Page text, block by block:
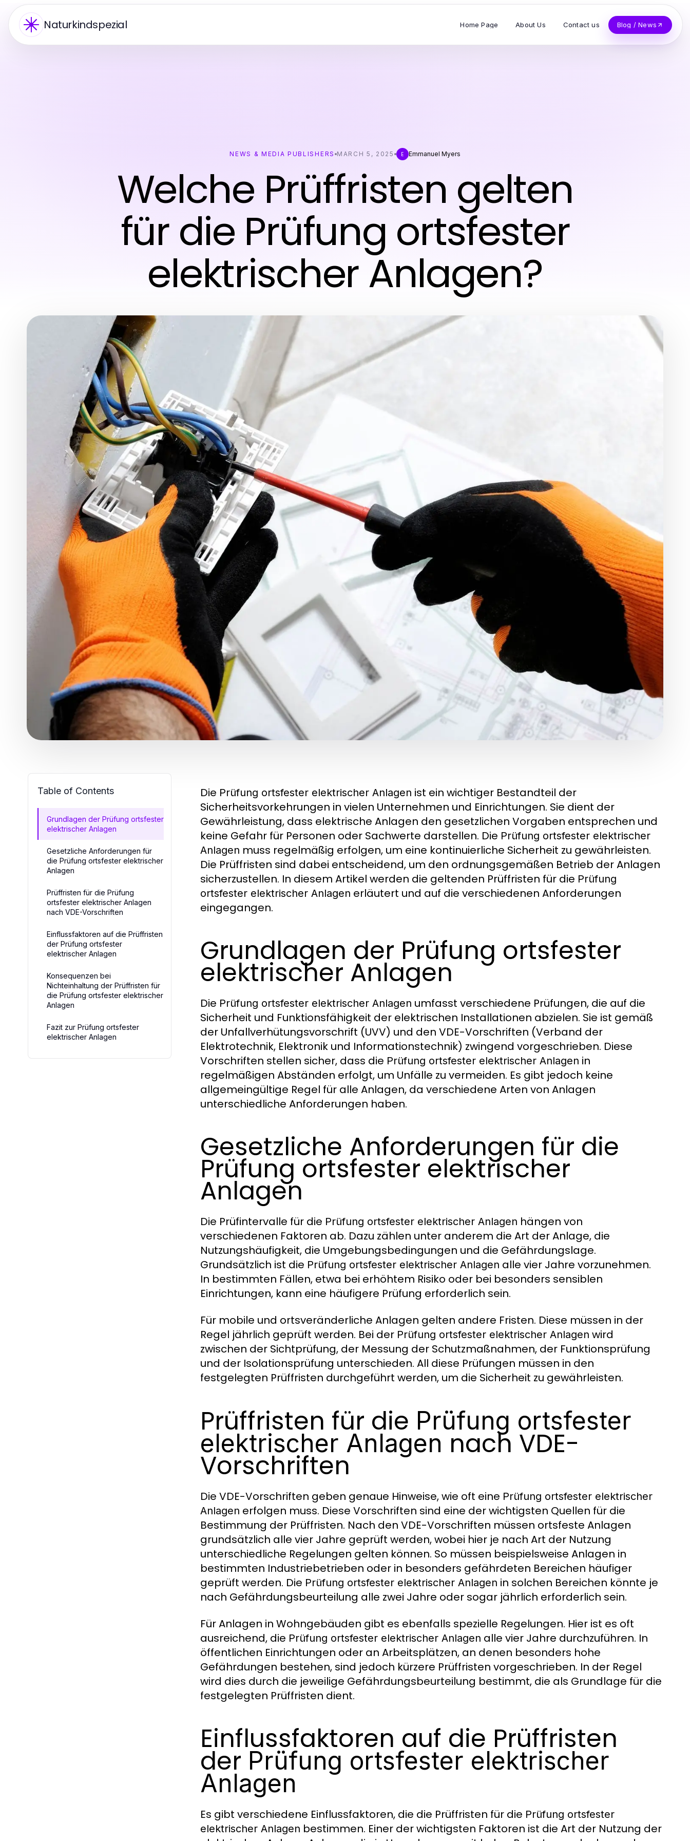
Naturkindspezial Home Page About Us Contact us Blog / News
NEWS & MEDIA PUBLISHERS MARCH 5, 2025 E Emmanuel Myers
Welche Prüffristen gelten
für die Prüfung ortsfester
elektrischer Anlagen?
Table of Contents
Grundlagen der Prüfung ortsfester
elektrischer Anlagen
Gesetzliche Anforderungen für
die Prüfung ortsfester elektrischer
Anlagen
Prüffristen für die Prüfung
ortsfester elektrischer Anlagen
nach VDE-Vorschriften
Einflussfaktoren auf die Prüffristen
der Prüfung ortsfester
elektrischer Anlagen
Konsequenzen bei
Nichteinhaltung der Prüffristen für
die Prüfung ortsfester elektrischer
Anlagen
Fazit zur Prüfung ortsfester
elektrischer Anlagen
Die Prüfung ortsfester elektrischer Anlagen ist ein wichtiger Bestandteil der
Sicherheitsvorkehrungen in vielen Unternehmen und Einrichtungen. Sie dient der
Gewährleistung, dass elektrische Anlagen den gesetzlichen Vorgaben entsprechen und
keine Gefahr für Personen oder Sachwerte darstellen. Die Prüfung ortsfester elektrischer
Anlagen muss regelmäßig erfolgen, um eine kontinuierliche Sicherheit zu gewährleisten.
Die Prüffristen sind dabei entscheidend, um den ordnungsgemäßen Betrieb der Anlagen
sicherzustellen. In diesem Artikel werden die geltenden Prüffristen für die Prüfung
ortsfester elektrischer Anlagen erläutert und auf die verschiedenen Anforderungen
eingegangen.
Grundlagen der Prüfung ortsfester
elektrischer Anlagen
Die Prüfung ortsfester elektrischer Anlagen umfasst verschiedene Prüfungen, die auf die
Sicherheit und Funktionsfähigkeit der elektrischen Installationen abzielen. Sie ist gemäß
der Unfallverhütungsvorschrift (UVV) und den VDE-Vorschriften (Verband der
Elektrotechnik, Elektronik und Informationstechnik) zwingend vorgeschrieben. Diese
Vorschriften stellen sicher, dass die Prüfung ortsfester elektrischer Anlagen in
regelmäßigen Abständen erfolgt, um Unfälle zu vermeiden. Es gibt jedoch keine
allgemeingültige Regel für alle Anlagen, da verschiedene Arten von Anlagen
unterschiedliche Anforderungen haben.
Gesetzliche Anforderungen für die
Prüfung ortsfester elektrischer
Anlagen
Die Prüfintervalle für die Prüfung ortsfester elektrischer Anlagen hängen von
verschiedenen Faktoren ab. Dazu zählen unter anderem die Art der Anlage, die
Nutzungshäufigkeit, die Umgebungsbedingungen und die Gefährdungslage.
Grundsätzlich ist die Prüfung ortsfester elektrischer Anlagen alle vier Jahre vorzunehmen.
In bestimmten Fällen, etwa bei erhöhtem Risiko oder bei besonders sensiblen
Einrichtungen, kann eine häufigere Prüfung erforderlich sein.
Für mobile und ortsveränderliche Anlagen gelten andere Fristen. Diese müssen in der
Regel jährlich geprüft werden. Bei der Prüfung ortsfester elektrischer Anlagen wird
zwischen der Sichtprüfung, der Messung der Schutzmaßnahmen, der Funktionsprüfung
und der Isolationsprüfung unterschieden. All diese Prüfungen müssen in den
festgelegten Prüffristen durchgeführt werden, um die Sicherheit zu gewährleisten.
Prüffristen für die Prüfung ortsfester
elektrischer Anlagen nach VDE-
Vorschriften
Die VDE-Vorschriften geben genaue Hinweise, wie oft eine Prüfung ortsfester elektrischer
Anlagen erfolgen muss. Diese Vorschriften sind eine der wichtigsten Quellen für die
Bestimmung der Prüffristen. Nach den VDE-Vorschriften müssen ortsfeste Anlagen
grundsätzlich alle vier Jahre geprüft werden, wobei hier je nach Art der Nutzung
unterschiedliche Regelungen gelten können. So müssen beispielsweise Anlagen in
bestimmten Industriebetrieben oder in besonders gefährdeten Bereichen häufiger
geprüft werden. Die Prüfung ortsfester elektrischer Anlagen in solchen Bereichen könnte je
nach Gefährdungsbeurteilung alle zwei Jahre oder sogar jährlich erforderlich sein.
Für Anlagen in Wohngebäuden gibt es ebenfalls spezielle Regelungen. Hier ist es oft
ausreichend, die Prüfung ortsfester elektrischer Anlagen alle vier Jahre durchzuführen. In
öffentlichen Einrichtungen oder an Arbeitsplätzen, an denen besonders hohe
Gefährdungen bestehen, sind jedoch kürzere Prüffristen vorgeschrieben. In der Regel
wird dies durch die jeweilige Gefährdungsbeurteilung bestimmt, die als Grundlage für die
festgelegten Prüffristen dient.
Einflussfaktoren auf die Prüffristen
der Prüfung ortsfester elektrischer
Anlagen
Es gibt verschiedene Einflussfaktoren, die die Prüffristen für die Prüfung ortsfester
elektrischer Anlagen bestimmen. Einer der wichtigsten Faktoren ist die Art der Nutzung der